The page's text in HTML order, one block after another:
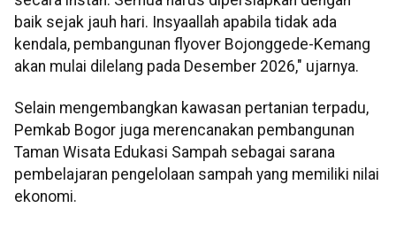
baik sejak jauh hari. Insyaallah apabila tidak ada
kendala, pembangunan flyover Bojonggede-Kemang
akan mulai dilelang pada Desember 2026," ujarnya.
Selain mengembangkan kawasan pertanian terpadu,
Pemkab Bogor juga merencanakan pembangunan
Taman Wisata Edukasi Sampah sebagai sarana
pembelajaran pengelolaan sampah yang memiliki nilai
ekonomi.